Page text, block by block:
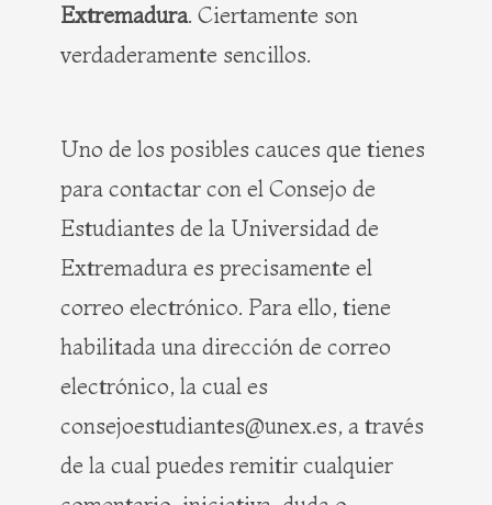
Extremadura. Ciertamente son
verdaderamente sencillos.
Uno de los posibles cauces que tienes
para contactar con el Consejo de
Estudiantes de la Universidad de
Extremadura es precisamente el
correo electrónico. Para ello, tiene
habilitada una dirección de correo
electrónico, la cual es
consejoestudiantes@unex.es, a través
de la cual puedes remitir cualquier